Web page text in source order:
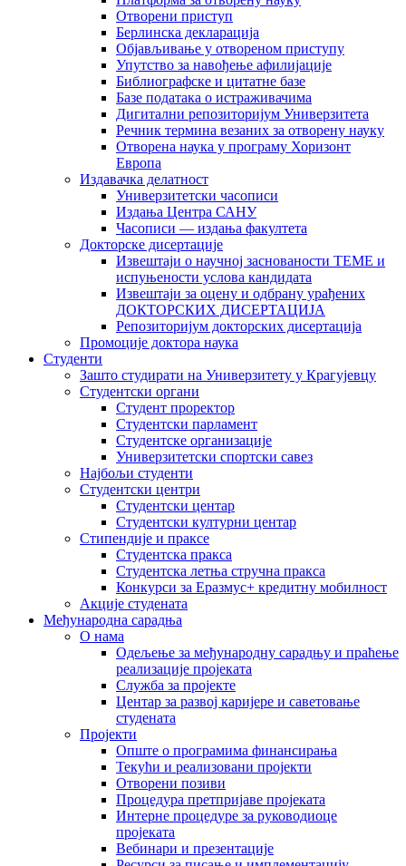
Отворени приступ
Берлинска декларација
Објављивање у отвореном приступу
Упутство за навођење афилијације
Библиографске и цитатне базе
Базе података о истраживачима
Дигитални репозиторијум Универзитета
Рeчник термина везаних за отворену науку
Отворена наука у програму Хоризонт
Европа
Издавачка делатност
Универзитетски часописи
Издања Центра САНУ
Часописи — издања факултета
Докторске дисертације
Извештаји о научној заснованости ТЕМЕ и
испуњености услова кандидата
Извештаји за оцену и одбрану урађених
ДОКТОРСКИХ ДИСЕРТАЦИЈА
Репозиторијум докторских дисертација
Промоције доктора наука
Студенти
Зашто студирати на Универзитету у Крагујевцу
Студентски органи
Студент проректор
Студентски парламент
Студентске организације
Универзитетски спортски савез
Најбољи студенти
Студентски центри
Студентски центар
Студентски културни центар
Стипендије и праксе
Студентска пракса
Студентска летња стручна пракса
Конкурси за Еразмус+ кредитну мобилност
Акције студената
Међународна сарадња
О нама
Одељење за међународну сарадњу и праћење
реализације пројеката
Служба за пројекте
Центар за развој каријере и саветовање
студената
Пројекти
Опште о програмима финансирања
Текући и реализовани пројекти
Отворени позиви
Процедура претпријаве пројеката
Интерне процедуре за руководиоце
пројеката
Вебинари и презентације